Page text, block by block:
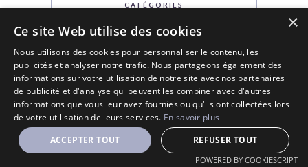
CATÉGORIES
×
Ce site Web utilise des cookies
Nous utilisons des cookies pour personnaliser le contenu, les
publicités et analyser notre trafic. Nous partageons également des
informations sur votre utilisation de notre site avec nos partenaires
de publicité et d'analyse qui peuvent les combiner avec d'autres
informations que vous leur avez fournies ou qu'ils ont collectées lors
de votre utilisation de leurs services. En savoir plus
ACCEPTER TOUT
REFUSER TOUT
POWERED BY COOKIESCRIPT